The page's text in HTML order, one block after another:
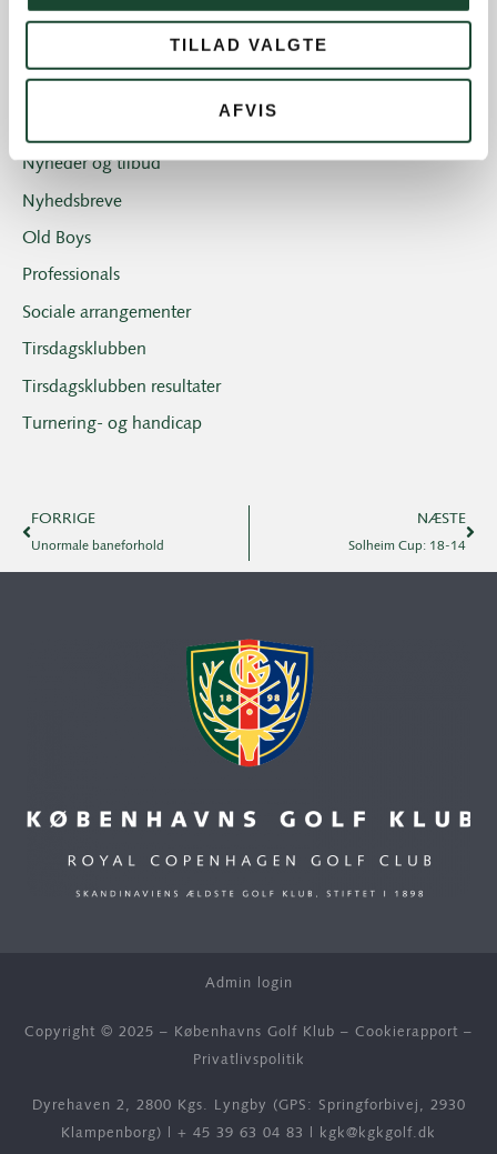
TILLAD VALGTE
AFVIS
Introgolf
Nyheder og tilbud
Nyhedsbreve
Old Boys
Professionals
Sociale arrangementer
Tirsdagsklubben
Tirsdagsklubben resultater
Turnering- og handicap
FORRIGE
Unormale baneforhold
NÆSTE
Solheim Cup: 18-14
Admin login
Copyright © 2025 – Københavns Golf Klub – Cookierapport –
Privatlivspolitik
Dyrehaven 2, 2800 Kgs. Lyngby (GPS: Springforbivej, 2930
Klampenborg) | + 45 39 63 04 83 kgk@kgkgolf.dk